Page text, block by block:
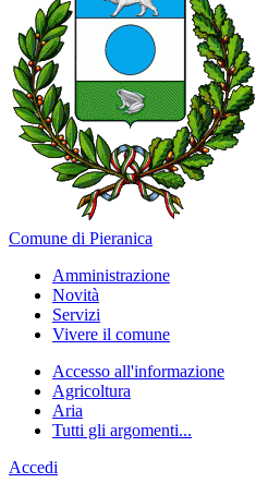
Comune di Pieranica
Amministrazione
Novità
Servizi
Vivere il comune
Accesso all'informazione
Agricoltura
Aria
Tutti gli argomenti...
Accedi